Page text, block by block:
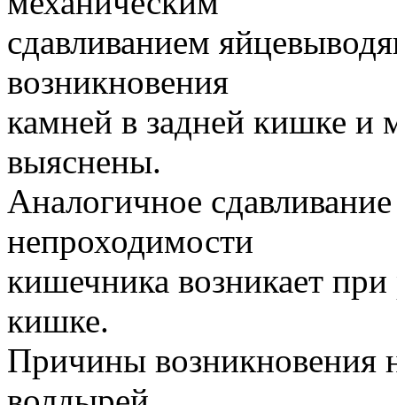
сдавливанием
возникновения
камней в задней кишке и
выяснены.
Аналогичное
непроходимости
кишечника возникает
кишке.
Причины возникновения